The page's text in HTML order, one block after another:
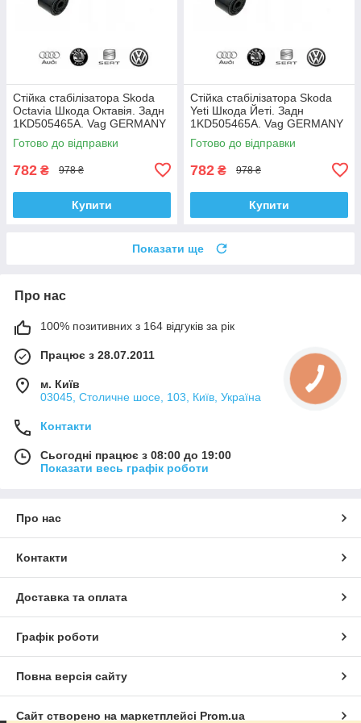
Стійка стабілізатора Skoda
Octavia Шкода Октавія. Задн
1KD505465A. Vag GERMANY
Готово до відправки
782 ₴ 978 ₴
Купити
Стійка стабілізатора Skoda
Yeti Шкода Йеті. Задн
1KD505465A. Vag GERMANY
Готово до відправки
782 ₴ 978 ₴
Купити
Показати ще
Про нас
100% позитивних з 164 відгуків за рік
Працює з 28.07.2011
м. Київ
03045, Столичне шосе, 103, Київ, Україна
Контакти
Сьогодні працює з 08:00 до 19:00
Показати весь графік роботи
Про нас
Контакти
Доставка та оплата
Графік роботи
Повна версія сайту
Сайт створено на маркетплейсі Prom.ua